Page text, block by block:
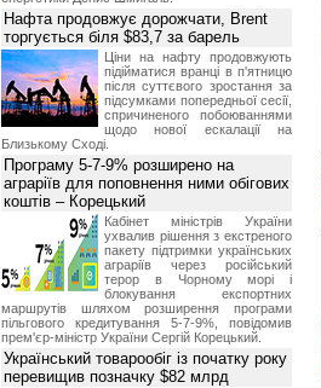
Нафта продовжує дорожчати, Brent
торгується біля $83,7 за барель
Ціни на нафту продовжують
підійматися вранці в п'ятницю
після суттєвого зростання за
підсумками попередньої сесії,
спричиненого побоюваннями
щодо нової ескалації на
Близькому Сході.
Програму 5-7-9% розширено на
аграріїв для поповнення ними обігових
коштів – Корецький
Кабінет міністрів України
ухвалив рішення з екстреного
пакету підтримки українських
аграріїв через російський
терор в Чорному морі і
блокування експортних
маршрутів шляхом розширення програми
пільгового кредитування 5-7-9%, повідомив
прем'єр-міністр України Сергій Корецький.
Український товарообіг із початку року
перевищив позначку $82 млрд